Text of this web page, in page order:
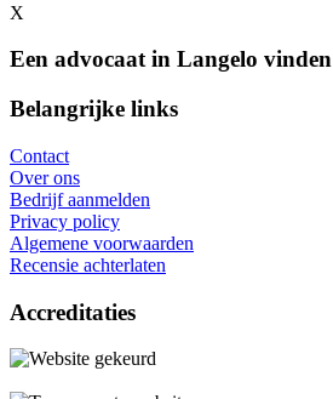
X
Een advocaat in Langelo vinden
Belangrijke links
Contact
Over ons
Bedrijf aanmelden
Privacy policy
Algemene voorwaarden
Recensie achterlaten
Accreditaties